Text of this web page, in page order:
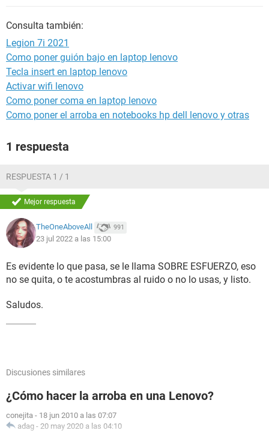
Consulta también:
Legion 7i 2021
Como poner guión bajo en laptop lenovo
Tecla insert en laptop lenovo
Activar wifi lenovo
Como poner coma en laptop lenovo
Como poner el arroba en notebooks hp dell lenovo y otras
1 respuesta
RESPUESTA 1 / 1
Mejor respuesta
TheOneAboveAll 991
23 jul 2022 a las 15:00
Es evidente lo que pasa, se le llama SOBRE ESFUERZO, eso
no se quita, o te acostumbras al ruido o no lo usas, y listo.
Saludos.
Discusiones similares
¿Cómo hacer la arroba en una Lenovo?
conejita - 18 jun 2010 a las 07:07
adag - 20 may 2020 a las 04:10